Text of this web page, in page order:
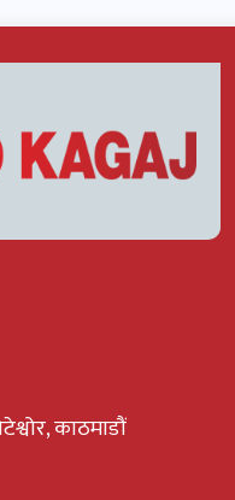
काठमाडौं